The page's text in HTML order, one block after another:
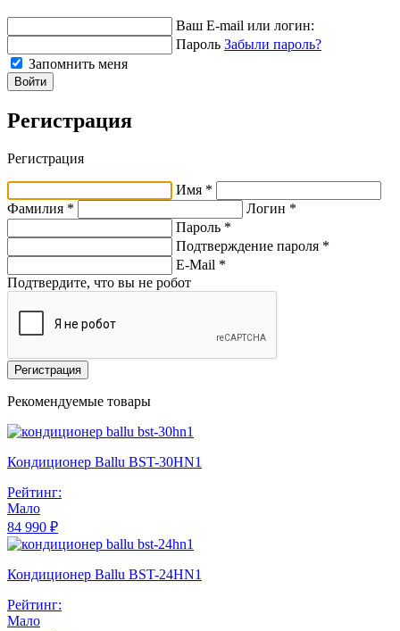
Ваш E-mail или логин:
Пароль Забыли пароль?
Запомнить меня
Войти
Регистрация
Регистрация
Имя *
Фамилия *
Логин *
Пароль *
Подтверждение пароля *
E-Mail *
Подтвердите, что вы не робот
Регистрация
Рекомендуемые товары
Кондиционер Ballu BST-30HN1
Рейтинг:
Мало
84 990 ₽
Кондиционер Ballu BST-24HN1
Рейтинг:
Мало